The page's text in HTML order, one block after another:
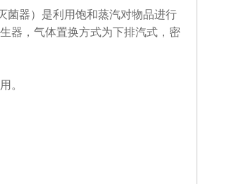
菌器）是利用饱和蒸汽对物品进行
器，气体置换方式为下排汽式，密
。